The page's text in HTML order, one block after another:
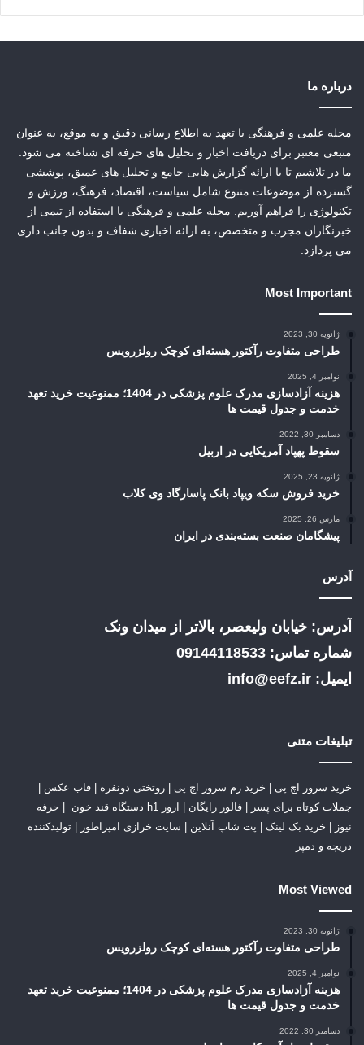
درباره ما
مجله علمی و فرهنگی با تعهد به اطلاع رسانی دقیق و به موقع، به عنوان
منبعی معتبر برای دریافت اخبار و تحلیل های حرفه ای شناخته می شود.
ما در تلاشیم تا با ارائه گزارش هایی جامع و تحلیل های عمیق، پوششی
گسترده از موضوعات متنوع شامل سیاست، اقتصاد، فرهنگ، ورزش و
تکنولوژی را فراهم آوریم. مجله علمی و فرهنگی با استفاده از تیمی از
خبرنگاران مجرب و متخصص، به ارائه اخباری شفاف و بدون جانب داری
می پردازد.
Most Important
ژانویه 30, 2023
طراحی متفاوت رآکتور هسته‌ای کوچک رولزرویس
نوامبر 4, 2025
هزینه آزادسازی مدرک علوم پزشکی در 1404؛ ممنوعیت خرید تعهد
خدمت و جدول قیمت ها
دسامبر 30, 2022
سقوط پهپاد آمریکایی در اربیل
ژانویه 23, 2025
خرید فروش سکه ویپاد بانک پاسارگاد وی کلاب
مارس 26, 2025
پیشگامان صنعت بسته‌بندی در ایران
آدرس
آدرس: خیابان ولیعصر، بالاتر از میدان ونک
شماره تماس: 09144118533
ایمیل: info@eefz.ir
تبلیغات متنی
خرید سرور اچ پی خرید رم سرور اچ پی روتختی دونفره قاب عکس
جملات کوتاه برای پسر
فالور رایگان ارور h1 دستگاه قند خون
حرفه
نیوز
خرید بک لینک پت شاپ آنلاین سایت خرازی امپراطور
تولیدکننده
دریچه و دمپر
Most Viewed
ژانویه 30, 2023
طراحی متفاوت رآکتور هسته‌ای کوچک رولزرویس
نوامبر 4, 2025
هزینه آزادسازی مدرک علوم پزشکی در 1404؛ ممنوعیت خرید تعهد
خدمت و جدول قیمت ها
دسامبر 30, 2022